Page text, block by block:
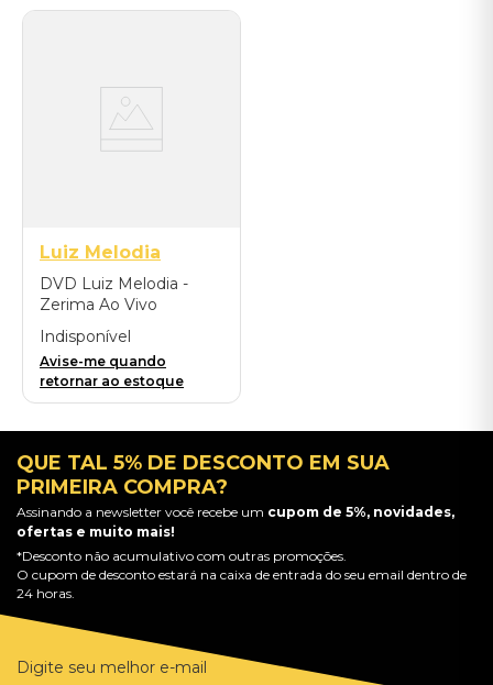
Luiz Melodia
DVD Luiz Melodia -
Zerima Ao Vivo
Indisponível
Avise-me quando
retornar ao estoque
QUE TAL 5% DE DESCONTO EM SUA
PRIMEIRA COMPRA?
Assinando a newsletter você recebe um cupom de 5%, novidades,
ofertas e muito mais!
*Desconto não acumulativo com outras promoções.
O cupom de desconto estará na caixa de entrada do seu email dentro de
24 horas.
Digite seu melhor e-mail